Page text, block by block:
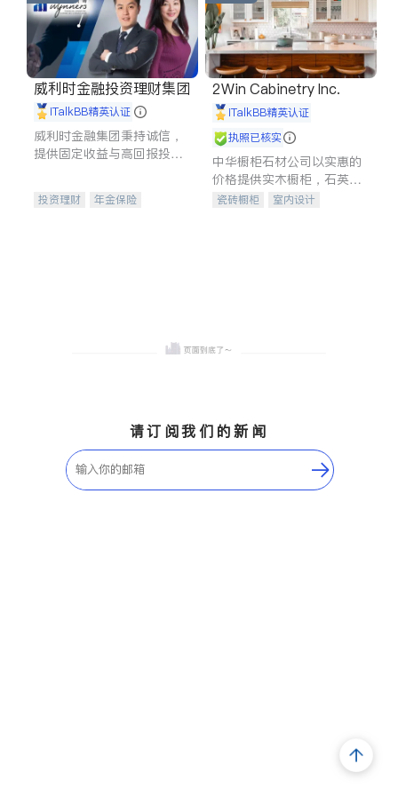
威利时金融投资理财集团
iTalkBB精英认证
威利时金融集团秉持诚信，
提供固定收益与高回报投资
合，助力客户实现目标
投资理财
年金保险
2Win Cabinetry Inc.
iTalkBB精英认证
执照已核实
中华橱柜石材公司以实惠的
价格提供实木橱柜，石英石
台面，多种优质不锈钢水
瓷砖橱柜
室内设计
请订阅我们的新闻